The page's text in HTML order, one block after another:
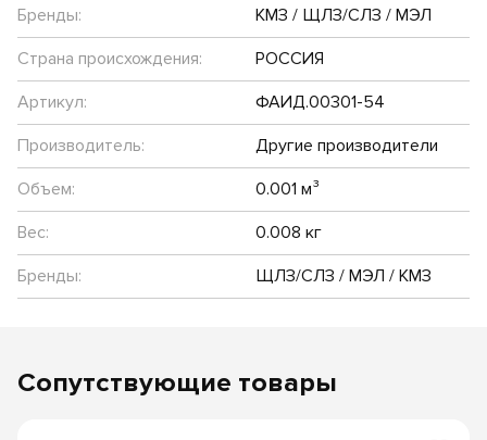
Бренды:
КМЗ / ЩЛЗ/СЛЗ / МЭЛ
Страна происхождения:
РОССИЯ
Артикул:
ФАИД.00301-54
Производитель:
Другие производители
Объем:
0.001 м³
Вес:
0.008 кг
Бренды:
ЩЛЗ/СЛЗ / МЭЛ / КМЗ
Сопутствующие товары